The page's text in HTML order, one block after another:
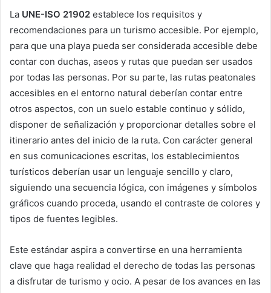
La UNE-ISO 21902 establece los requisitos y
recomendaciones para un turismo accesible. Por ejemplo,
para que una playa pueda ser considerada accesible debe
contar con duchas, aseos y rutas que puedan ser usados
por todas las personas. Por su parte, las rutas peatonales
accesibles en el entorno natural deberían contar entre
otros aspectos, con un suelo estable continuo y sólido,
disponer de señalización y proporcionar detalles sobre el
itinerario antes del inicio de la ruta. Con carácter general
en sus comunicaciones escritas, los establecimientos
turísticos deberían usar un lenguaje sencillo y claro,
siguiendo una secuencia lógica, con imágenes y símbolos
gráficos cuando proceda, usando el contraste de colores y
tipos de fuentes legibles.
Este estándar aspira a convertirse en una herramienta
clave que haga realidad el derecho de todas las personas
a disfrutar de turismo y ocio. A pesar de los avances en las